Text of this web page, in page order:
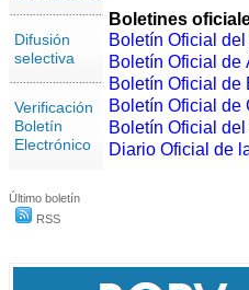
Difusión
selectiva
Verificación
Boletín
Electrónico
Último boletín
RSS
Boletines
Boletín Oficial
Boletín Oficial de
Boletín Oficial de
Boletín Oficial de
Boletín Oficial
Diario Oficial de